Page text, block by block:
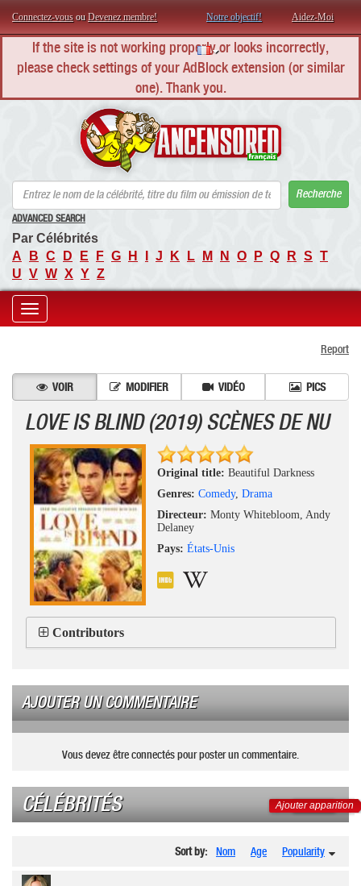
Connectez-vous ou Devenez membre! Notre objectif! Aidez-Moi
If the site is not working properly or looks incorrectly,
please check settings of your AdBlock extension (or similar
one). Thank you.
Recherche
ADVANCED SEARCH
Par Célébrités
A
B C D E F G H J K L M N O P Q R S T
U V W X Y Z
Toggle
Report
VOIR MODIFIER VIDÉO PICS
LOVE IS BLIND (2019) SCÈNES DE NU
Original title: Beautiful Darkness
Genres: Comedy, Drama
Directeur: Monty Whitebloom, Andy
Delaney
Pays: États-Unis
Contributors
AJOUTER UN COMMENTAIRE
Vous devez être connectés pour poster un commentaire.
CÉLÉBRITÉS Ajouter apparition
Sort by: Nom Age Popularity